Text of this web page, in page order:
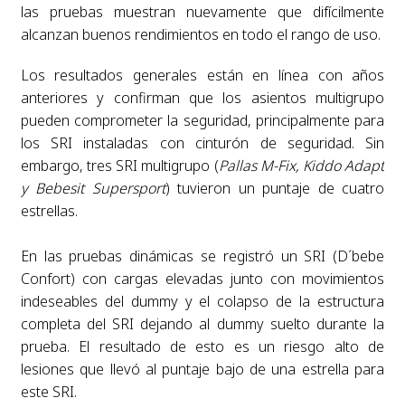
las pruebas muestran nuevamente que difícilmente
alcanzan buenos rendimientos en todo el rango de uso.
Los resultados generales están en línea con años
anteriores y confirman que los asientos multigrupo
pueden comprometer la seguridad, principalmente para
los SRI instaladas con cinturón de seguridad. Sin
embargo, tres SRI multigrupo (Pallas M-Fix, Kiddo Adapt
y Bebesit Supersport) tuvieron un puntaje de cuatro
estrellas.
En las pruebas dinámicas se registró un SRI (D´bebe
Confort) con cargas elevadas junto con movimientos
indeseables del dummy y el colapso de la estructura
completa del SRI dejando al dummy suelto durante la
prueba. El resultado de esto es un riesgo alto de
lesiones que llevó al puntaje bajo de una estrella para
este SRI.